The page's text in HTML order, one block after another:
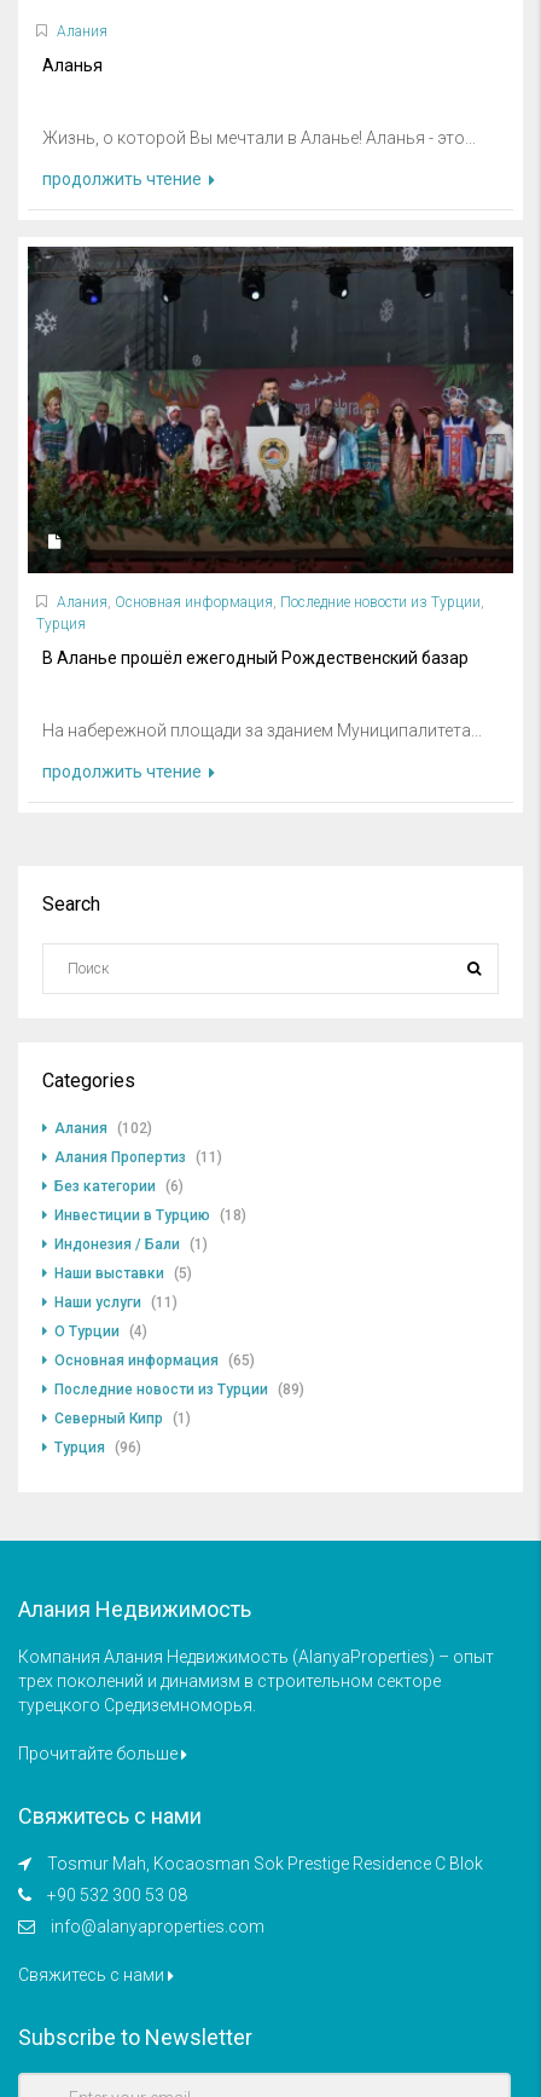
Алания
Аланья
Жизнь, о которой Вы мечтали в Аланье! Аланья - это...
продолжить чтение
Алания Основная информация Последние новости из Турции
Турция
В Аланье прошёл ежегодный Рождественский базар
На набережной площади за зданием Муниципалитета...
продолжить чтение
Search
Categories
Алания
(102)
Алания Пропертиз
(11)
Без категории
(6)
Инвестиции в Турцию
(18)
Индонезия / Бали
(1)
Наши выставки
(5)
Наши услуги
(11)
О Турции
(4)
Основная информация
(65)
Последние новости из Турции
(89)
Северный Кипр
(1)
Турция
(96)
Алания Недвижимость
Компания Алания Недвижимость (AlanyaProperties) – опыт
трех поколений и динамизм в строительном секторе
турецкого Средиземноморья.
Прочитайте больше
Свяжитесь с нами
Tosmur Mah, Kocaosman Sok Prestige Residence C Blok
+90 532 300 53 08
info@alanyaproperties.com
Свяжитесь с нами
Subscribe to Newsletter